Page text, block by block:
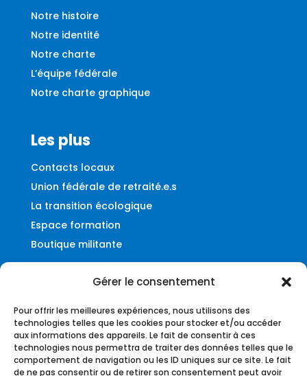
Gérer le consentement
Pour offrir les meilleures expériences, nous utilisons des
technologies telles que les cookies pour stocker et/ou accéder
aux informations des appareils. Le fait de consentir à ces
technologies nous permettra de traiter des données telles que le
comportement de navigation ou les ID uniques sur ce site. Le fait
de ne pas consentir ou de retirer son consentement peut avoir
Notre histoire
Notre identité
Notre charte
L’équipe fédérale
Notre charte graphique
Les plus
Contacts locaux
Union fédérale de retraité.e.s
La transition écologique
Espace formation
Boutique militante
Contact
Fédération UNSA-Ferroviaire
56, rue du Faubourg Montmartre
75009 – Paris